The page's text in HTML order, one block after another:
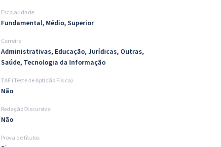
Escolaridade
Fundamental, Médio, Superior
Carreira
Administrativas, Educação, Jurídicas, Outras,
Saúde, Tecnologia da Informação
TAF (Teste de Aptidão Física)
Não
Redação Discursiva
Não
Prova de títulos